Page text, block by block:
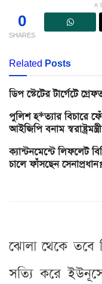
0
SHARES
Related Posts
ডিপ স্টেটের টার্গেটে
পুলিশ হ*ত্যার বিচারে
আইজিপি বনাম
ক্যান্টনমেন্টে লিফলেট
চালে ফাঁসছেন সেনাপ্রধান?
ঝোলা থেকে তবে
সত্যি করে